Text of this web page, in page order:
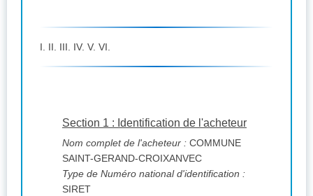
I. II. III. IV. V. VI.
Section 1 : Identification de l'acheteur
Nom complet de l'acheteur : COMMUNE
SAINT-GERAND-CROIXANVEC
Type de Numéro national d'identification :
SIRET